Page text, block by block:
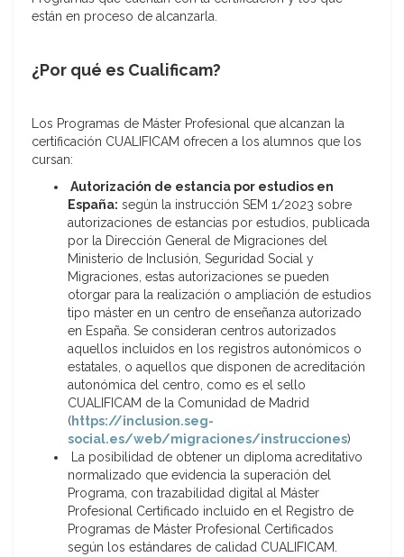
están en proceso de alcanzarla.
¿Por qué es Cualificam?
Los Programas de Máster Profesional que alcanzan la
certificación CUALIFICAM ofrecen a los alumnos que los
cursan:
Autorización de estancia por estudios en
España: según la instrucción SEM 1/2023 sobre
autorizaciones de estancias por estudios, publicada
por la Dirección General de Migraciones del
Ministerio de Inclusión, Seguridad Social y
Migraciones, estas autorizaciones se pueden
otorgar para la realización o ampliación de estudios
tipo máster en un centro de enseñanza autorizado
en España. Se consideran centros autorizados
aquellos incluidos en los registros autonómicos o
estatales, o aquellos que disponen de acreditación
autonómica del centro, como es el sello
CUALIFICAM de la Comunidad de Madrid
(https://inclusion.seg-
social.es/web/migraciones/instrucciones)
La posibilidad de obtener un diploma acreditativo
normalizado que evidencia la superación del
Programa, con trazabilidad digital al Máster
Profesional Certificado incluido en el Registro de
Programas de Máster Profesional Certificados
según los estándares de calidad CUALIFICAM.